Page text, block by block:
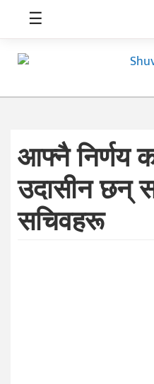
स्वास्थ्य
समाचार
अर्थ
☰
आफ्नै निर्णय
उदासीन छन्
सचिवहरू